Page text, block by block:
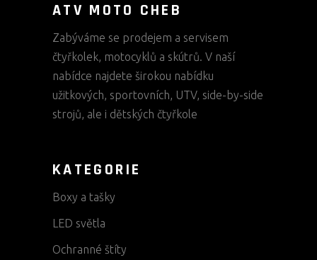
ATV MOTO CHEB
Zabýváme se prodejem a servisem
čtyřkolek, motocyklů a skútrů. V naší
nabídce najdete širokou nabídku
užitkových, sportovních, UTV, side-by-side
strojů, ale i dětských čtyřkole
KATEGORIE
Boxy a tašky
LED světla
Ochranné štíty